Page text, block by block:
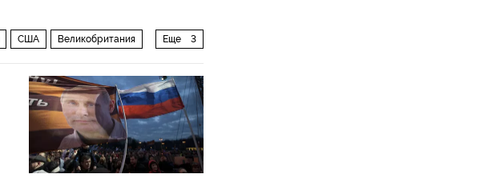
Еще 3
США Великобритания